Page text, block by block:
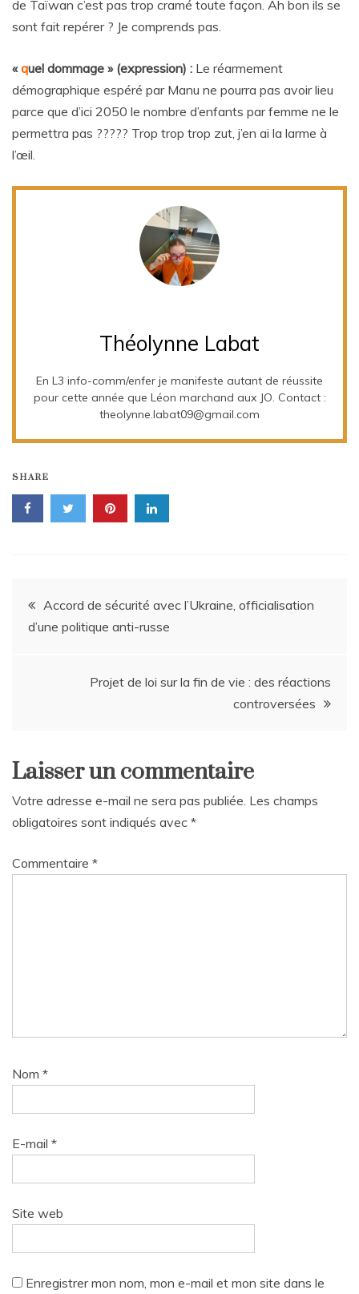
de Taïwan c’est pas trop cramé toute façon. Ah bon ils se
sont fait repérer ? Je comprends pas.
«quel dommage » (expression) : Le réarmement
démographique espéré par Manu ne pourra pas avoir lieu
parce que d’ici 2050 le nombre d’enfants par femme ne le
permettra pas ????? Trop trop trop zut, j’en ai la larme à
l’œil.
Théolynne Labat
En L3 info-comm/enfer je manifeste autant de réussite
pour cette année que Léon marchand aux JO. Contact :
theolynne.labat09@gmail.com
SHARE
Navigation
de
l’article
Accord de sécurité avec l’Ukraine, officialisation
d’une politique anti-russe
Projet de loi sur la fin de vie : des réactions
controversées
Laisser un commentaire
Votre adresse e-mail ne sera pas publiée. Les champs
obligatoires sont indiqués avec *
Commentaire *
Nom *
E-mail *
Site web
Enregistrer mon nom, mon e-mail et mon site dans le